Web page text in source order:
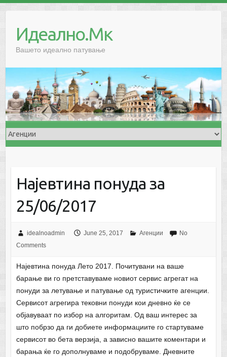
contentИдеално.Мк
Вашето идеално патување
Најевтина понуда за
25/06/2017
idealnoadmin June 25, 2017 Агенции
No
Comments
Најевтина понуда Лето 2017. Почитувани на ваше
барање ви го претставуваме новиот сервис агрегат на
понуди за летување и патување од туристичките агенции.
Сервисот агрегира тековни понуди кои дневно ќе се
објавуваат по избор на алгоритам. Од ваш интерес за
што побрзо да ги добиете информациите го стартуваме
сервисот во бета верзија, а зависно вашите коментари и
барања ќе го дополнуваме и подобруваме. Дневните